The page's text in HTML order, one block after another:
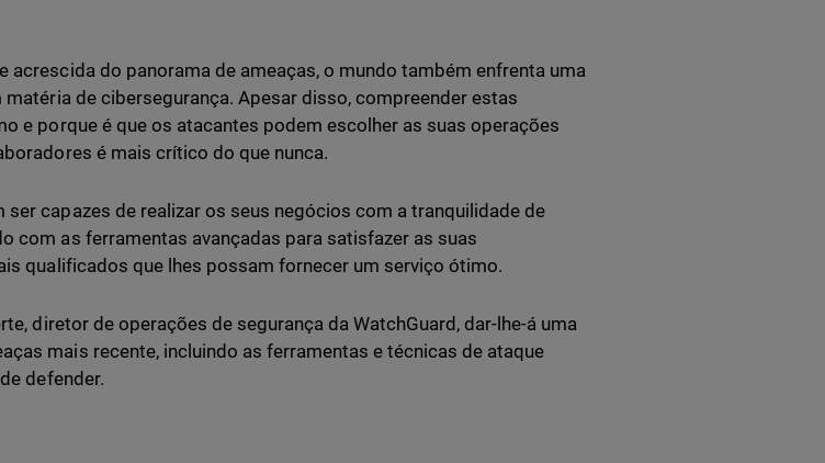
acrescida do panorama de ameaças, o mundo também enfrenta uma
de cibersegurança. Apesar disso, compreender estas
e porque é que os atacantes podem escolher as suas operações
é mais crítico do que nunca.
ser capazes de realizar os seus negócios com a tranquilidade de
com as ferramentas avançadas para satisfazer as suas
qualificados que lhes possam fornecer um serviço ótimo.
diretor de operações de segurança da WatchGuard, dar-lhe-á uma
mais recente, incluindo as ferramentas e técnicas de ataque
defender.